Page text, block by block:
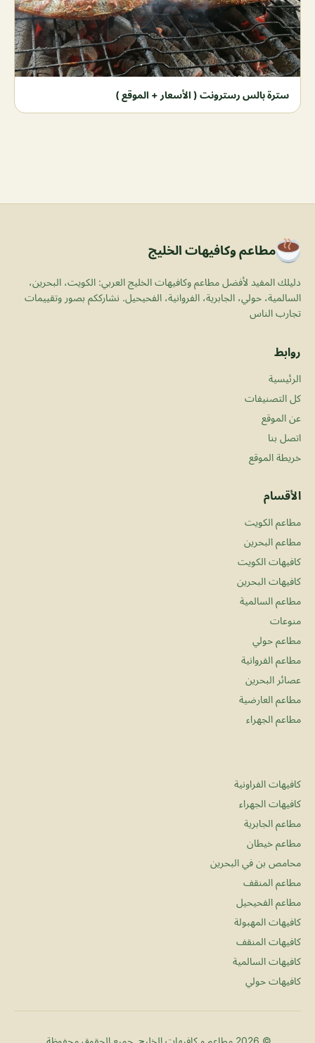
سترة بالس رسترونت ( الأسعار + الموقع )
مطاعم وكافيهات الخليج
دليلك المفيد لأفضل مطاعم وكافيهات الخليج العربي: الكويت، البحرين،
السالمية، حولي، الجابرية، الفروانية، الفحيحيل. نشارككم بصور وتقييمات
تجارب الناس
روابط
الرئيسية
كل التصنيفات
عن الموقع
اتصل بنا
خريطة الموقع
الأقسام
مطاعم الكويت
مطاعم البحرين
كافيهات الكويت
كافيهات البحرين
مطاعم السالمية
منوعات
مطاعم حولي
مطاعم الفروانية
عصائر البحرين
مطاعم العارضية
مطاعم الجهراء
كافيهات الفراونية
كافيهات الجهراء
مطاعم الجابرية
مطاعم خيطان
محامص بن في البحرين
مطاعم المنقف
مطاعم الفحيحيل
كافيهات المهبولة
كافيهات المنقف
كافيهات السالمية
كافيهات حولي
© 2026 مطاعم و كافيهات الخليج. جميع الحقوق محفوظة.